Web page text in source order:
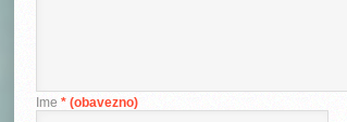
Ime * (obavezno)